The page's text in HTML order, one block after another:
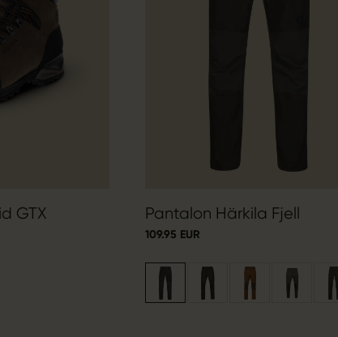
GTX Pantalon Härkila Fjell
109.95 EUR